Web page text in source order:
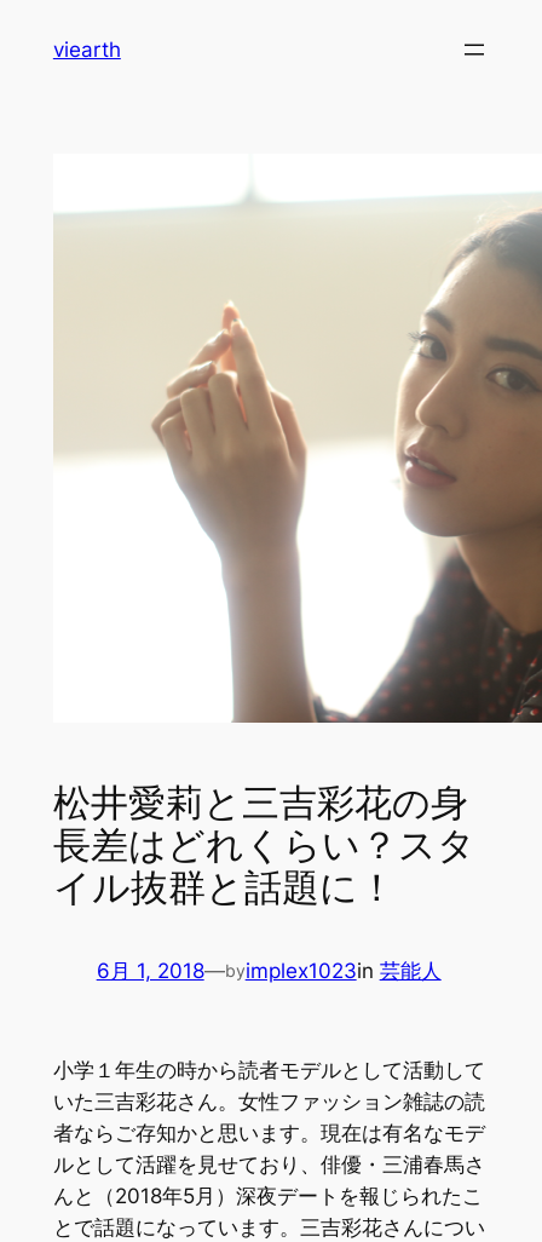
viearth
松井愛莉と三吉彩花の身
長差はどれくらい？スタ
イル抜群と話題に！
6月 1, 2018—byimplex1023in 芸能人
小学１年生の時から読者モデルとして活動して
いた三吉彩花さん。女性ファッション雑誌の読
者ならご存知かと思います。現在は有名なモデ
ルとして活躍を見せており、俳優・三浦春馬さ
んと（2018年5月）深夜デートを報じられたこ
とで話題になっています。三吉彩花さんについ